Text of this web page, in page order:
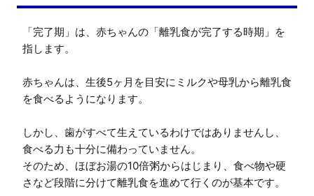
「完了期」は、赤ちゃんの「離乳食が完了する時期」を
指します。
赤ちゃんは、生後5ヶ月を目安にミルクや母乳から離乳食
を食べるようになります。
しかし、歯がすべて生えているわけではありませんし、
食べる力も十分に備わっていません。
そのため、ほぼお湯の10倍粥からはじまり、食べ物や硬
さなど段階に分けて離乳食を進めて行くのが基本です。